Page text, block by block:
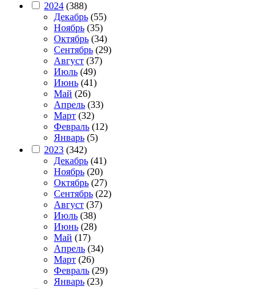
2024 (388)
Декабрь (55)
Ноябрь (35)
Октябрь (34)
Сентябрь (29)
Август (37)
Июль (49)
Июнь (41)
Май (26)
Апрель (33)
Март (32)
Февраль (12)
Январь (5)
2023 (342)
Декабрь (41)
Ноябрь (20)
Октябрь (27)
Сентябрь (22)
Август (37)
Июль (38)
Июнь (28)
Май (17)
Апрель (34)
Март (26)
Февраль (29)
Январь (23)